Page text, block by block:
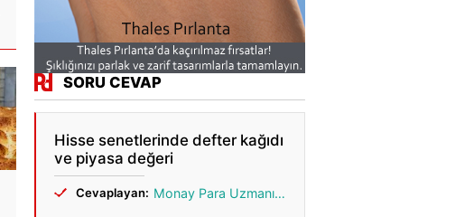
SORU CEVAP
Hisse senetlerinde defter kağıdı
ve piyasa değeri
Cevaplayan: Monay Para Uzmanı Gönül